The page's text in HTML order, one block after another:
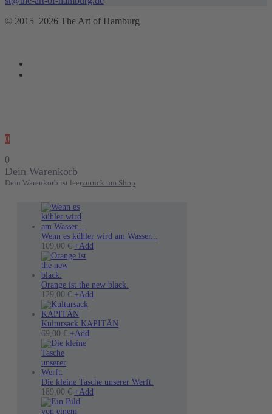
© 2015–2026 The Art of Hamburg
0
0
Dein Warenkorb
Dein Warenkorb ist leerzurück um Shop
Wenn es kühler wird am Wasser...
109,00 € +Add
Varianten
können
Orange ist the new black.
129,00 € +Add
mehrere
auf
Kultursack KAPITÄN
69,00 € +Add
auf.
Die
Die kleine Tasche unserer Werft.
189,00 € +Add